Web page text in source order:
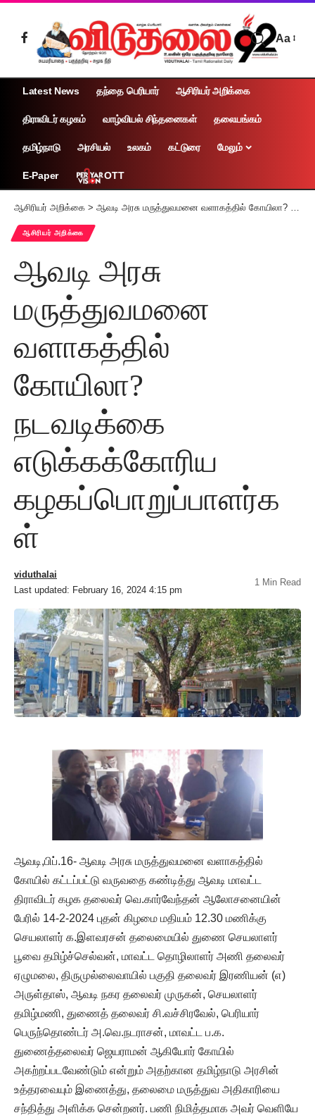
Aa
Latest News தந்தை பெரியார் ஆசிரியர் அறிக்கை
திராவிடர் கழகம் வாழ்வியல் சிந்தனைகள் தலையங்கம்
தமிழ்நாடு அரசியல் உலகம் கட்டுரை மேலும்
E-Paper OTT
ஆசிரியர் அறிக்கை > ஆவடி அரசு மருத்துவமனை வளாகத்தில் கோயிலா? நடவடிக்கை எடுக்கக்கோரிய கழகப்பொறுப்பாளர்கள்
ஆசிரியர் அறிக்கை
ஆவடி அரசு
மருத்துவமனை
வளாகத்தில்
கோயிலா?
நடவடிக்கை
எடுக்கக்கோரிய
கழகப்பொறுப்பாளர்க
ள்
Last updated: February 16, 2024 4:15 pm
viduthalai
1 Min Read
ஆவடி,பிப்.16- ஆவடி அரசு மருத்துவமனை வளாகத்தில்
கோயில் கட்டப்பட்டு வருவதை கண்டித்து ஆவடி மாவட்ட
திராவிடர் கழக தலைவர் வெ.கார்வேந்தன் ஆலோசனையின்
பேரில் 14-2-2024 புதன் கிழமை மதியம் 12.30 மணிக்கு
செயலாளர் க‌.இளவரசன் தலைமையில் துணை செயலாளர்
பூவை தமிழ்ச்செல்வன், மாவட்ட தொழிலாளர் அணி தலைவர்
ஏழுமலை, திருமுல்லைவாயில் பகுதி தலைவர் இரணியன் (எ)
அருள்தாஸ், ஆவடி நகர தலைவர் முருகன், செயலாளர்
தமிழ்மணி, துணைத் தலைவர் சி.வச்சிரவேல், பெரியார்
பெருந்தொண்டர் அ.வெ.நடராசன், மாவட்ட ப.க.
துணைத்தலைவர் ஜெயராமன் ஆகியோர் கோயில்
அகற்றப்படவேண்டும் என்றும் அதற்கான தமிழ்நாடு அரசின்
உத்தரவையும் இணைத்து, தலைமை மருத்துவ அதிகாரியை
சந்தித்து அளிக்க சென்றனர். பணி நிமித்தமாக அவர் வெளியே